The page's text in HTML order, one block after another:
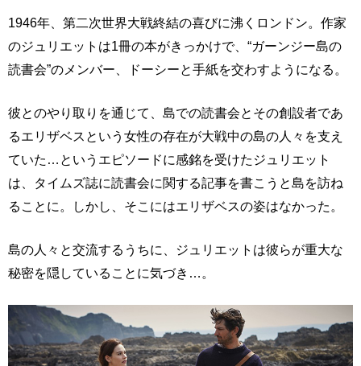
1946年、第二次世界大戦終結の喜びに沸くロンドン。作家
のジュリエットは1冊の本がきっかけで、“ガーンジー島の
読書会”のメンバー、ドーシーと手紙を交わすようになる。
彼とのやり取りを通じて、島での読書会とその創設者であ
るエリザベスという女性の存在が大戦中の島の人々を支え
ていた…というエピソードに感銘を受けたジュリエット
は、タイムズ誌に読書会に関する記事を書こうと島を訪ね
ることに。しかし、そこにはエリザベスの姿はなかった。
島の人々と交流するうちに、ジュリエットは彼らが重大な
秘密を隠していることに気づき…。